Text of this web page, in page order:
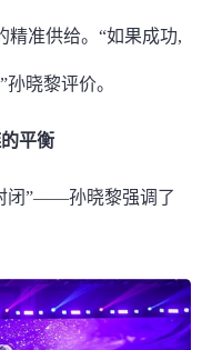
精准供给。“如果成功,
晓黎评价。
平衡
闭”——孙晓黎强调了